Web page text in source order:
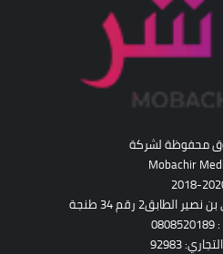
محفوظة لشركة
Mobachir
92983